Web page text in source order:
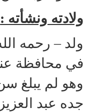
ولادته ونشأته :
في محافظة
وهو لم يبلغ
جده عبد